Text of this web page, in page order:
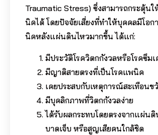
Traumatic Stress) ซึ่งสามารถกระตุ้นใ
นิคได้ โดยปัจจัยเสี่ยงที่ทำให้บุคคลมีโอก
นิคหลังแผ่นดินไหวมากขึ้น ได้แก่:
มีประวัติโรควิตกกังวลหรือโรคซึม
มีญาติสายตรงที่เป็นโรคแพนิค
เคยประสบกับเหตุการณ์สะเทือน
มีบุคลิกภาพที่วิตกกังวลง่าย
ได้รับผลกระทบโดยตรงจากแผ่นดิ
บาดเจ็บ หรือสูญเสียคนใกล้ชิด